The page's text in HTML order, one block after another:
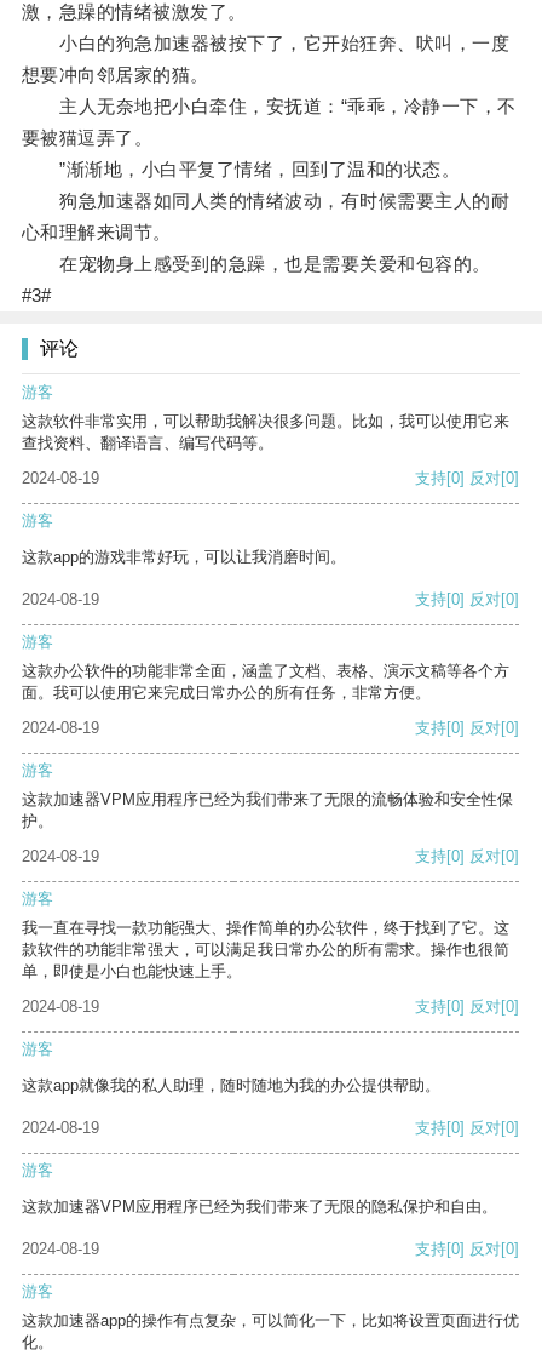
激，急躁的情绪被激发了。
小白的狗急加速器被按下了，它开始狂奔、吠叫，一度
想要冲向邻居家的猫。
主人无奈地把小白牵住，安抚道：“乖乖，冷静一下，不
要被猫逗弄了。
”渐渐地，小白平复了情绪，回到了温和的状态。
狗急加速器如同人类的情绪波动，有时候需要主人的耐
心和理解来调节。
在宠物身上感受到的急躁，也是需要关爱和包容的。
#3#
评论
游客
这款软件非常实用，可以帮助我解决很多问题。比如，我可以使用它来
查找资料、翻译语言、编写代码等。
2024-08-19
支持[0] 反对[0]
游客
这款app的游戏非常好玩，可以让我消磨时间。
2024-08-19 支持[0] 反对[0]
游客
这款办公软件的功能非常全面，涵盖了文档、表格、演示文稿等各个方
面。我可以使用它来完成日常办公的所有任务，非常方便。
2024-08-19
支持[0] 反对[0]
游客
这款加速器VPM应用程序已经为我们带来了无限的流畅体验和安全性保
护。
2024-08-19
支持[0] 反对[0]
游客
我一直在寻找一款功能强大、操作简单的办公软件，终于找到了它。这
款软件的功能非常强大，可以满足我日常办公的所有需求。操作也很简
单，即使是小白也能快速上手。
2024-08-19
支持[0] 反对[0]
游客
这款app就像我的私人助理，随时随地为我的办公提供帮助。
2024-08-19 支持[0] 反对[0]
游客
这款加速器VPM应用程序已经为我们带来了无限的隐私保护和自由。
2024-08-19 支持[0] 反对[0]
游客
这款加速器app的操作有点复杂，可以简化一下，比如将设置页面进行优
化。